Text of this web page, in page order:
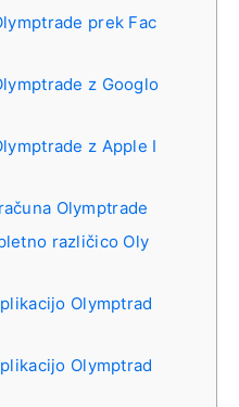
prek Fac
z Googlo
z Apple I
Olymptrade
različico Oly
Olymptrad
Olymptrad